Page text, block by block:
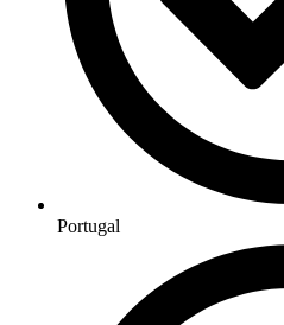
Portugal